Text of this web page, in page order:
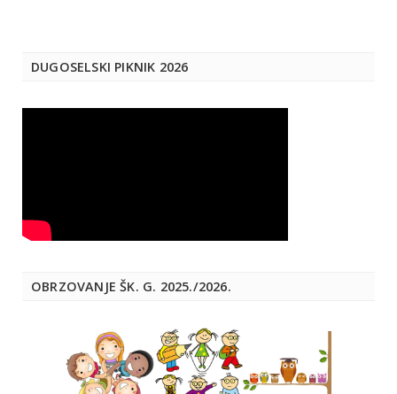
DUGOSELSKI PIKNIK 2026
OBRZOVANJE ŠK. G. 2025./2026.